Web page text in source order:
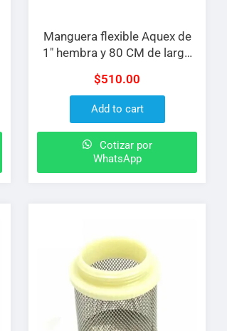
Manguera flexible Aquex de
1″ hembra y 80 CM de largo
tanques de 50/80/100 LTS
$510.00
Add to cart
Cotizar por
WhatsApp